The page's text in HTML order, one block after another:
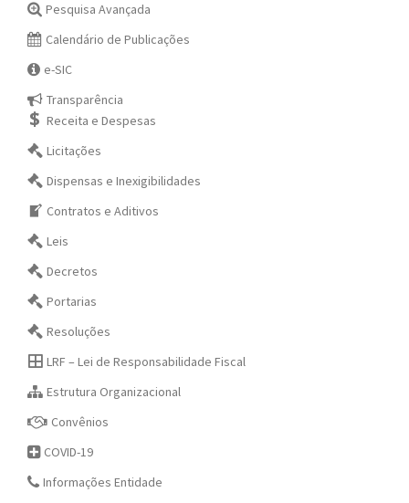
Pesquisa Avançada
Calendário de Publicações
e-SIC
Transparência
Receita e Despesas
Licitações
Dispensas e Inexigibilidades
Contratos e Aditivos
Leis
Decretos
Portarias
Resoluções
LRF – Lei de Responsabilidade Fiscal
Estrutura Organizacional
Convênios
COVID-19
Informações Entidade